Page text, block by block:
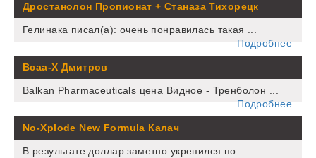
Дростанолон Пропионат + Станаза Тихорецк
Гелинака писал(а): очень понравилась такая ...
Подробнее
Bcaa-X Дмитров
Balkan Pharmaceuticals цена Видное - Тренболон ...
Подробнее
No-Xplode New Formula Калач
В результате доллар заметно укрепился по ...